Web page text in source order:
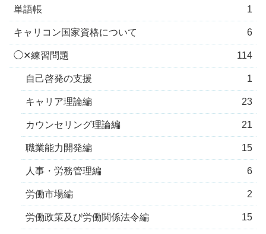
単語帳 1
キャリコン国家資格について 6
◯✕練習問題 114
自己啓発の支援 1
キャリア理論編 23
カウンセリング理論編 21
職業能力開発編 15
人事・労務管理編 6
労働市場編 2
労働政策及び労働関係法令編 15